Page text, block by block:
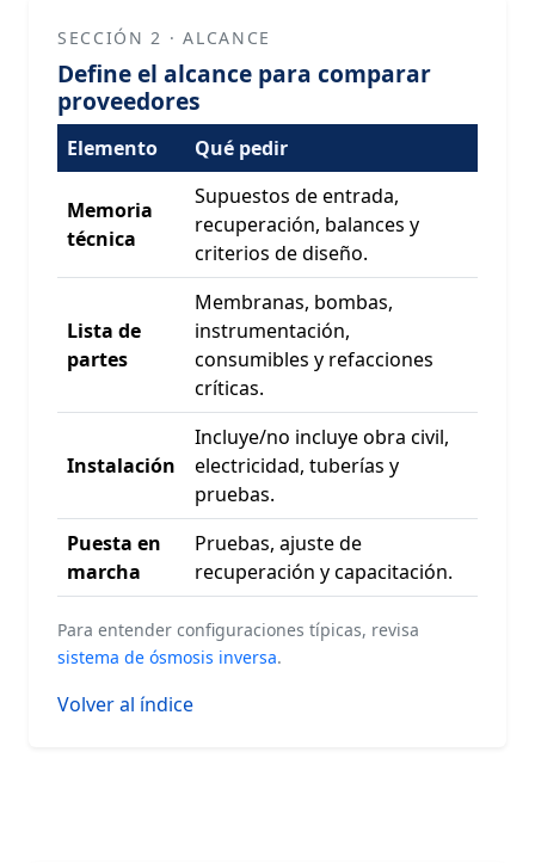
SECCIÓN 2 · ALCANCE
Define el alcance para comparar
proveedores
Elemento Qué pedir
Memoria
técnica
Supuestos de entrada,
recuperación, balances y
criterios de diseño.
Lista de
partes
Membranas, bombas,
instrumentación,
consumibles y refacciones
críticas.
Instalación
Incluye/no incluye obra civil,
electricidad, tuberías y
pruebas.
Puesta en
marcha
Pruebas, ajuste de
recuperación y capacitación.
Para entender configuraciones típicas, revisa
sistema de ósmosis inversa.
Volver al índice